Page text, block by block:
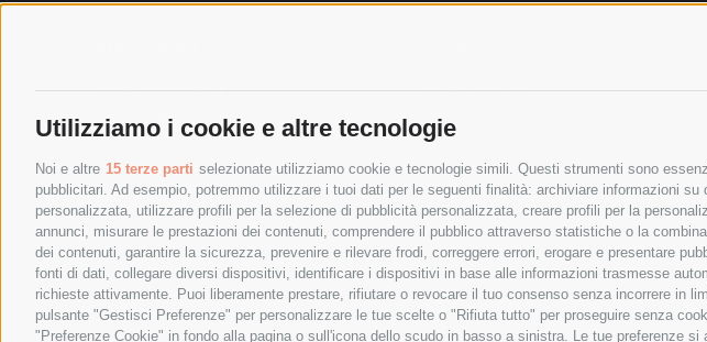
Utilizziamo i cookie e altre tecnologie
Noi e altre 15 terze parti selezionate utilizziamo cookie e tecnologie simili. Questi strumenti sono
pubblicitari. Ad esempio, potremmo utilizzare i tuoi dati per le seguenti finalità: archiviare informazioni
personalizzata, utilizzare profili per la selezione di pubblicità personalizzata, creare profili per la
annunci, misurare le prestazioni dei contenuti, comprendere il pubblico attraverso statistiche o la
dei contenuti, garantire la sicurezza, prevenire e rilevare frodi, correggere errori, erogare e presentare
fonti di dati, collegare diversi dispositivi, identificare i dispositivi in base alle informazioni trasmesse
richieste attivamente. Puoi liberamente prestare, rifiutare o revocare il tuo consenso senza incorrere
pulsante "Gestisci Preferenze" per personalizzare le tue scelte o "Rifiuta tutto" per proseguire senza
"Preferenze Cookie" in fondo alla pagina o sull'icona dello scudo in basso a sinistra. Le tue preferenze
COSTI DI SPEDIZIONE
TEMPI DI SPEDIZIONE
PRIVACY POLICY
COOKIE POLICY